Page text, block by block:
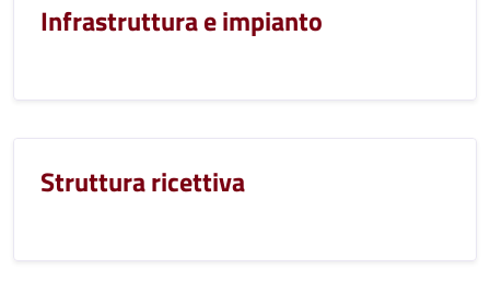
Infrastruttura e impianto
Struttura ricettiva